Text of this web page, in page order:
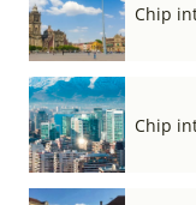
Chip
Chip